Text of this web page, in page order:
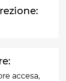
accesa,